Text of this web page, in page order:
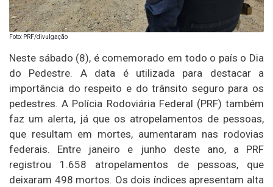
Foto: PRF/divulgação
Neste sábado (8), é comemorado em todo o país o Dia
do Pedestre. A data é utilizada para destacar a
importância do respeito e do trânsito seguro para os
pedestres. A Polícia Rodoviária Federal (PRF) também
faz um alerta, já que os atropelamentos de pessoas,
que resultam em mortes, aumentaram nas rodovias
federais. Entre janeiro e junho deste ano, a PRF
registrou 1.658 atropelamentos de pessoas, que
deixaram 498 mortos. Os dois índices apresentam alta